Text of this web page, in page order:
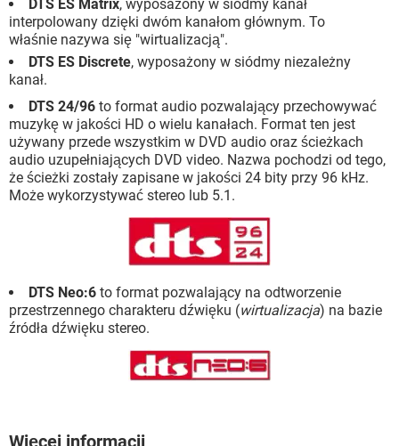
DTS ES Matrix, wyposażony w siódmy kanał
interpolowany dzięki dwóm kanałom głównym. To
właśnie nazywa się "wirtualizacją".
DTS ES Discrete, wyposażony w siódmy niezależny
kanał.
DTS 24/96 to format audio pozwalający przechowywać
muzykę w jakości HD o wielu kanałach. Format ten jest
używany przede wszystkim w DVD audio oraz ścieżkach
audio uzupełniających DVD video. Nazwa pochodzi od tego,
że ścieżki zostały zapisane w jakości 24 bity przy 96 kHz.
Może wykorzystywać stereo lub 5.1.
DTS Neo:6 to format pozwalający na odtworzenie
przestrzennego charakteru dźwięku (wirtualizacja) na bazie
źródła dźwięku stereo.